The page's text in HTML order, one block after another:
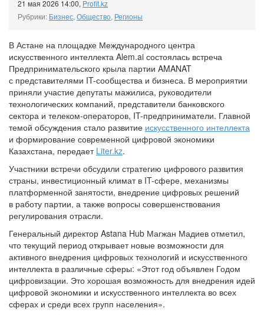
21 мая 2026 14:00, Profit.kz
Рубрики: Бизнес, Общество, Регионы
В Астане на площадке Международного центра
искусственного интеллекта Alem.ai состоялась встреча
Предпринимательского крыла партии AMANAT
с представителями IT-сообщества и бизнеса. В мероприятии
приняли участие депутаты мажилиса, руководители
технологических компаний, представители банковского
сектора и телеком-операторов, IT-предприниматели. Главной
темой обсуждения стало развитие искусственного интеллекта
и формирование современной цифровой экономики
Казахстана, передает Liter.kz.
Участники встречи обсудили стратегию цифрового развития
страны, инвестиционный климат в IT-сфере, механизмы
платформенной занятости, внедрение цифровых решений
в работу партии, а также вопросы совершенствования
регулирования отрасли.
Генеральный директор Astana Hub Магжан Мадиев отметил,
что текущий период открывает новые возможности для
активного внедрения цифровых технологий и искусственного
интеллекта в различные сферы: «Этот год объявлен Годом
цифровизации. Это хорошая возможность для внедрения идей
цифровой экономики и искусственного интеллекта во всех
сферах и среди всех групп населения».